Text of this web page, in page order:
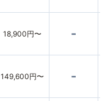
18,900円〜 -
149,600円〜 -